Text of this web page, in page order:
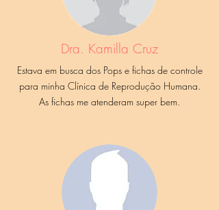
Dra. Kamilla Cruz
Estava em busca dos Pops e fichas de controle
para minha Clínica de Reprodução Humana.
As fichas me atenderam super bem.